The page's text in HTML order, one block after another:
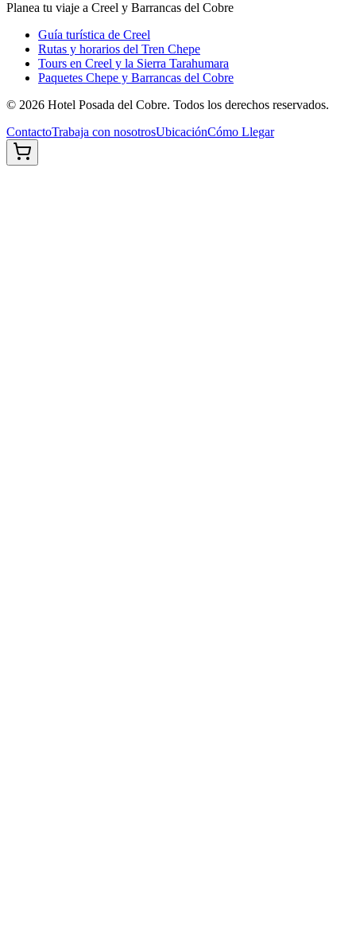
Planea tu viaje a Creel y Barrancas del Cobre
Guía turística de Creel
Rutas y horarios del Tren Chepe
Tours en Creel y la Sierra Tarahumara
Paquetes Chepe y Barrancas del Cobre
© 2026 Hotel Posada del Cobre. Todos los derechos reservados.
ContactoTrabaja con nosotrosUbicaciónCómo Llegar